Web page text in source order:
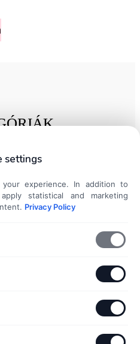
settings
experience. In addition to
statistical and marketing
Privacy Policy